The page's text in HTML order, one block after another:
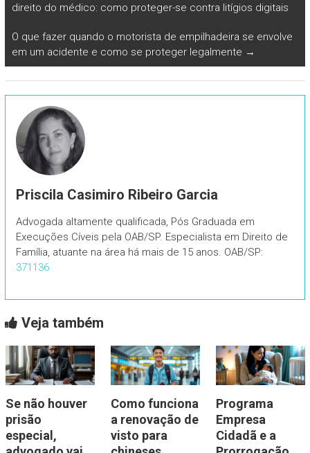
direito do médico: como proteger-se contra litígios digitais
O que fazer quando o motorista de empilhadeira se envolve
em um acidente e como se proteger legalmente →
Priscila Casimiro Ribeiro Garcia
Advogada altamente qualificada, Pós Graduada em
Execuções Cíveis pela OAB/SP. Especialista em Direito de
Família, atuante na área há mais de 15 anos. OAB/SP:
371136
Veja também
Se não houver
prisão
especial,
Como funciona
a renovação de
visto para
Programa
Empresa
Cidadã e a